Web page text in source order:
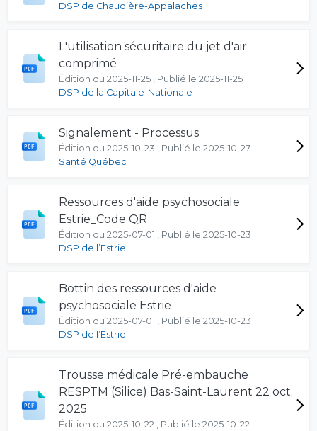
DSP de Chaudière-Appalaches
L'utilisation sécuritaire du jet d'air
comprimé
Édition du 2025-11-25 , Publié le 2025-11-25
DSP de la Capitale-Nationale
Signalement - Processus
Édition du 2025-10-23 , Publié le 2025-10-27
Santé Québec
Ressources d'aide psychosociale
Estrie_Code QR
Édition du 2025-07-01 , Publié le 2025-10-23
DSP de l’Estrie
Bottin des ressources d'aide
psychosociale Estrie
Édition du 2025-07-01 , Publié le 2025-10-23
DSP de l’Estrie
Trousse médicale Pré-embauche
RESPTM (Silice) Bas-Saint-Laurent 22 oct.
2025
Édition du 2025-10-22 , Publié le 2025-10-22